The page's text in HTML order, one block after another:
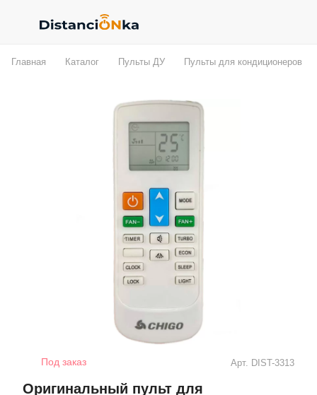
Главная Каталог Пульты ДУ Пульты для кондиционеров
Под заказ Арт. DIST-3313
Оригинальный пульт для